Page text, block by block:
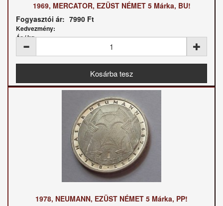
1969, MERCATOR, EZÜST NÉMET 5 Márka, BU!
Fogyasztói ár: 7990 Ft
Kedvezmény:
Ár / kg:
1978, NEUMANN, EZÜST NÉMET 5 Márka, PP!